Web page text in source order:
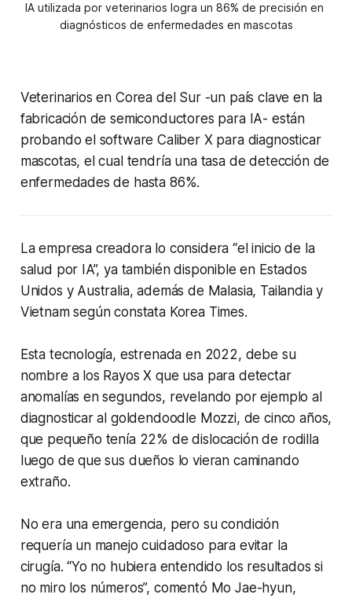
IA utilizada por veterinarios logra un 86% de precisión en
diagnósticos de enfermedades en mascotas
Veterinarios en Corea del Sur -un país clave en la
fabricación de semiconductores para IA- están
probando el software Caliber X para diagnosticar
mascotas, el cual tendría una tasa de detección de
enfermedades de hasta 86%.
La empresa creadora lo considera “el inicio de la
salud por IA”, ya también disponible en Estados
Unidos y Australia, además de Malasia, Tailandia y
Vietnam según constata Korea Times.
Esta tecnología, estrenada en 2022, debe su
nombre a los Rayos X que usa para detectar
anomalías en segundos, revelando por ejemplo al
diagnosticar al goldendoodle Mozzi, de cinco años,
que pequeño tenía 22% de dislocación de rodilla
luego de que sus dueños lo vieran caminando
extraño.
No era una emergencia, pero su condición
requería un manejo cuidadoso para evitar la
cirugía. “Yo no hubiera entendido los resultados si
no miro los números”, comentó Mo Jae-hyun,